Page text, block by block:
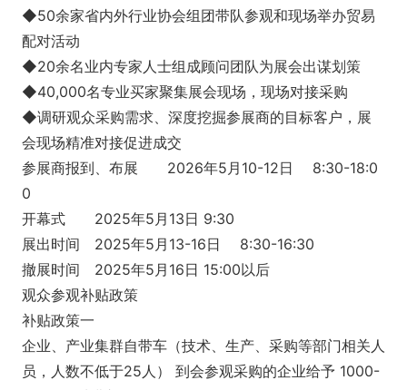
◆50余家省内外行业协会组团带队参观和现场举办贸易
配对活动
◆20余名业内专家人士组成顾问团队为展会出谋划策
◆40,000名专业买家聚集展会现场，现场对接采购
◆调研观众采购需求、深度挖掘参展商的目标客户，展
会现场精准对接促进成交
参展商报到、布展
2026年5月10-12日
8:30-18:0
0
开幕式
2025年5月13日 9:30
展出时间
2025年5月13-16日
8:30-16:30
撤展时间
2025年5月16日 15:00以后
观众参观补贴政策
补贴政策一
企业、产业集群自带车（技术、生产、采购等部门相关人
员，人数不低于25人） 到会参观采购的企业给予 1000-